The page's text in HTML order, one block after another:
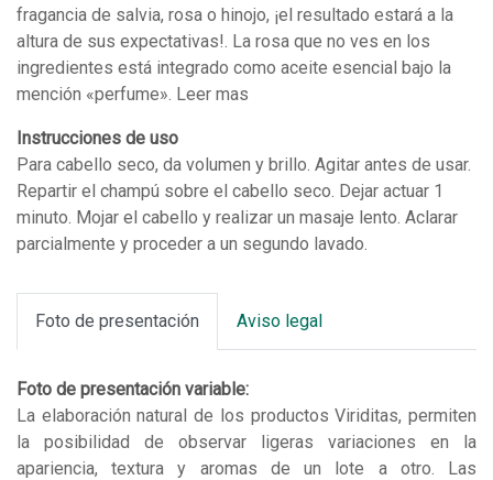
fragancia de salvia, rosa o hinojo, ¡el resultado estará a la
altura de sus expectativas!. La rosa que no ves en los
ingredientes está integrado como aceite esencial bajo la
mención «perfume». Leer mas
Instrucciones de uso
Para cabello seco, da volumen y brillo. Agitar antes de usar.
Repartir el champú sobre el cabello seco. Dejar actuar 1
minuto. Mojar el cabello y realizar un masaje lento. Aclarar
parcialmente y proceder a un segundo lavado.
Foto de presentación Aviso legal
Foto de presentación variable:
La elaboración natural de los productos Viriditas, permiten
la posibilidad de observar ligeras variaciones en la
apariencia, textura y aromas de un lote a otro. Las